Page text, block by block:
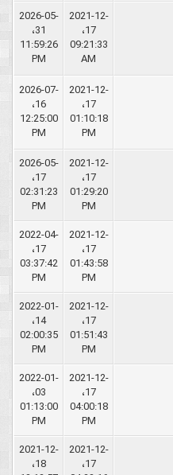
2021-12-
17،
09:21:33
AM
2026-05-
31،
11:59:26
PM
2021-12-
17،
01:10:18
PM
2026-07-
16،
12:25:00
PM
2021-12-
17،
01:29:20
PM
2026-05-
17،
02:31:23
PM
2021-12-
17،
01:43:58
PM
2022-04-
17،
03:37:42
PM
2021-12-
17،
01:51:43
PM
2022-01-
14،
02:00:35
PM
2021-12-
17،
04:00:18
PM
2022-01-
03،
01:13:00
PM
2021-12-
17،
2021-12-
18،